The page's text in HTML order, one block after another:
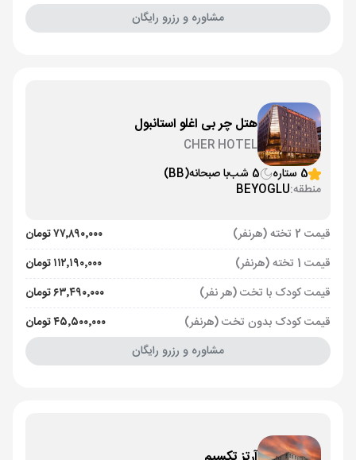
مشاوره و رزرو رایگان
هتل چر بی اغلو استانبول
CHER HOTEL
5 ستاره
5 شب با صبحانه(BB)
منطقه:BEYOGLU
قیمت 2 تخته (هرنفر)
۷۷٬۸۹۰٬۰۰۰ تومان
قیمت 1 تخته (هرنفر)
۱۱۲٬۱۹۰٬۰۰۰ تومان
قیمت کودک با تخت (هر نفر)
۶۳٬۴۹۰٬۰۰۰ تومان
قیمت کودک بدون تخت (هرنفر)
۴۵٬۵۰۰٬۰۰۰ تومان
مشاوره و رزرو رایگان